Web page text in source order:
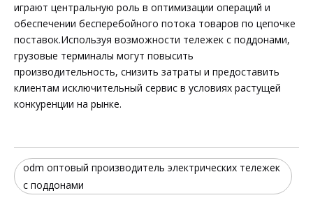
играют центральную роль в оптимизации операций и
обеспечении бесперебойного потока товаров по цепочке
поставок.Используя возможности тележек с поддонами,
грузовые терминалы могут повысить
производительность, снизить затраты и предоставить
клиентам исключительный сервис в условиях растущей
конкуренции на рынке.
odm оптовый производитель электрических тележек
с поддонами